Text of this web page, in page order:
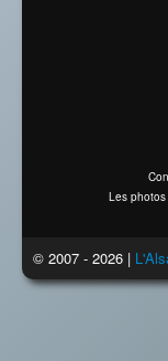
Les
© 2007 - 2026 |